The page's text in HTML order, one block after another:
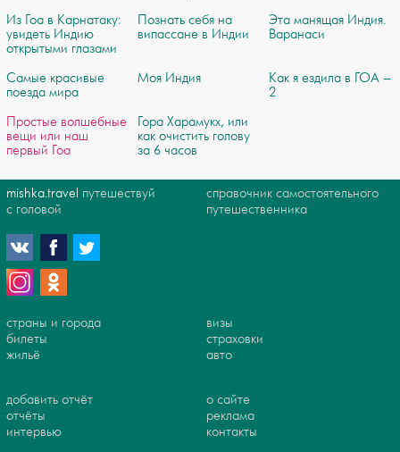
Из Гоа в Карнатаку:
увидеть Индию
открытыми глазами
Познать себя на
випассане в Индии
Эта манящая Индия.
Варанаси
Самые красивые
поезда мира
Моя Индия
Как я ездила в ГОА –
2
Простые волшебные
вещи или наш
первый Гоа
Гора Харамукх, или
как очистить голову
за 6 часов
mishka.travel путешествуй
с головой
справочник самостоятельного
путешественника
страны и города
билеты
жильё
визы
страховки
авто
добавить отчёт
отчёты
интервью
о сайте
реклама
контакты